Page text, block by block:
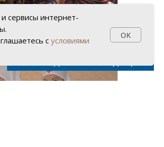
сервисы интернет-
сусловиями
OK